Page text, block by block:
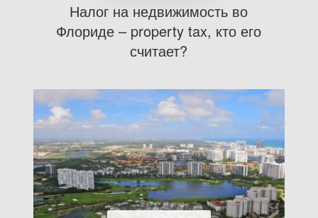
Налог на недвижимость во
Флориде – property tax, кто его
считает?